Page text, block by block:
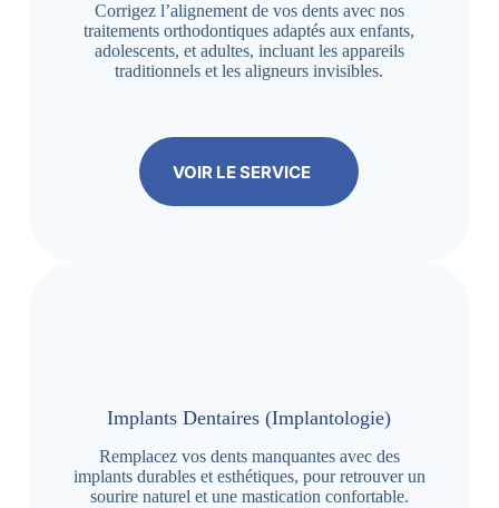
Corrigez l’alignement de vos dents avec nos
traitements orthodontiques adaptés aux enfants,
adolescents, et adultes, incluant les appareils
traditionnels et les aligneurs invisibles.
VOIR LE SERVICE
Implants Dentaires (Implantologie)
Remplacez vos dents manquantes avec des
implants durables et esthétiques, pour retrouver un
sourire naturel et une mastication confortable.